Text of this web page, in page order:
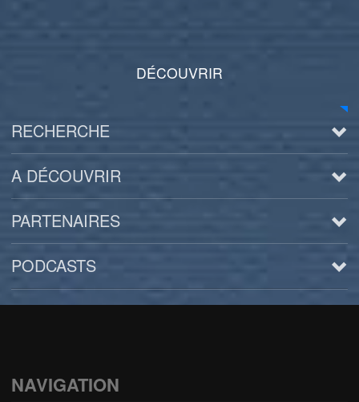
DÉCOUVRIR
RECHERCHE
A DÉCOUVRIR
PARTENAIRES
PODCASTS
Arts
Bien être/Santé
NAVIGATION